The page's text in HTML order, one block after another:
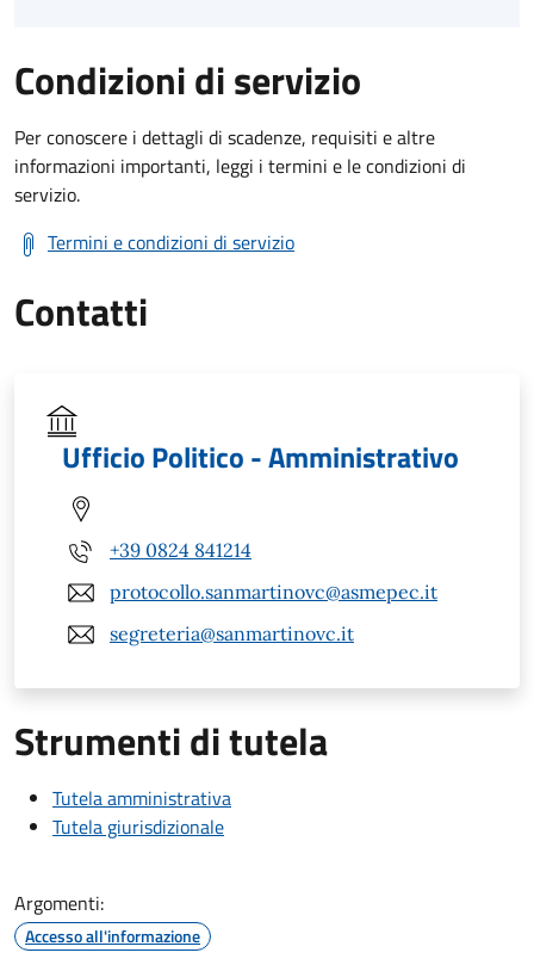
Condizioni di servizio
Per conoscere i dettagli di scadenze, requisiti e altre
informazioni importanti, leggi i termini e le condizioni di
servizio.
Termini e condizioni di servizio
Contatti
Ufficio Politico - Amministrativo
+39 0824 841214
protocollo.sanmartinovc@asmepec.it
segreteria@sanmartinovc.it
Strumenti di tutela
Tutela amministrativa
Tutela giurisdizionale
Argomenti:
Accesso all'informazione